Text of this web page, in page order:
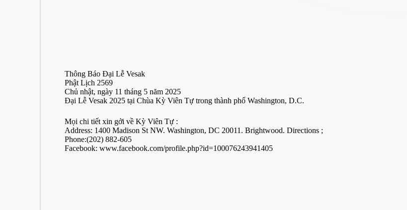
Thông Báo Đại Lễ Vesak
Phật Lịch 2569
Chủ nhật, ngày 11 tháng 5 năm 2025
Đại Lễ Vesak 2025 tại Chùa Kỳ Viên Tự trong thành phố Washington, D.C.
Mọi chi tiết xin gởi về Kỳ Viên Tự :
Address: 1400 Madison St NW. Washington, DC 20011. Brightwood. Directions ;
Phone:(202) 882-605
Facebook: www.facebook.com/profile.php?id=100076243941405